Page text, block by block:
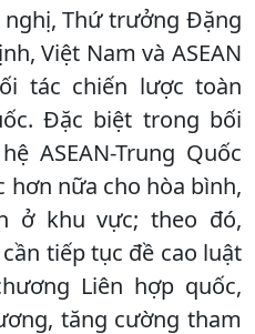
Thứ trưởng Đặng
Việt Nam và ASEAN
tác chiến lược toàn
Đặc biệt trong bối
ASEAN-Trung Quốc
hơn nữa cho hòa bình,
ở khu vực; theo đó,
tiếp tục đề cao luật
Liên hợp quốc,
tăng cường tham